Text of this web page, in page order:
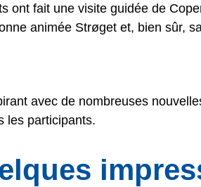
ont fait une visite guidée de
animée Strøget et, bien sûr,
avec de nombreuses
les participants.